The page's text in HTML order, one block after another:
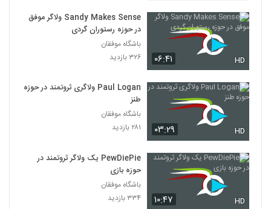
۰۶:۴۱ HD
Sandy Makes Sense ولاگر موفق
در حوزه رستوران گردی
باشگاه موفقان
۳۲۶ بازدید
۰۳:۲۹ HD
Paul Logan ولاگری ثروتمند در حوزه
طنز
باشگاه موفقان
۲۸۱ بازدید
۱۰:۴۷ HD
PewDiePie یک ولاگر ثروتمند در
حوزه بازی
باشگاه موفقان
۳۳۴ بازدید